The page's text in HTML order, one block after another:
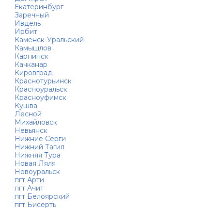
Екатеринбург
Заречный
Ивдель
Ирбит
Каменск-Уральский
Камышлов
Карпинск
Качканар
Кировград
Краснотурьинск
Красноуральск
Красноуфимск
Кушва
Лесной
Михайловск
Невьянск
Нижние Серги
Нижний Тагил
Нижняя Тура
Новая Ляля
Новоуральск
пгт Арти
пгт Ачит
пгт Белоярский
пгт Бисерть